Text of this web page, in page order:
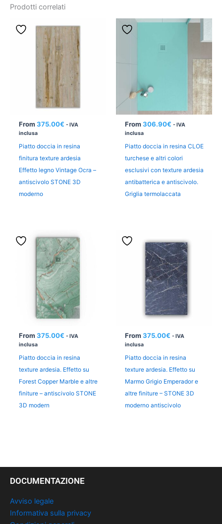
Prodotti correlati
From 375.00€ - IVA
inclusa
Piatto doccia in resina
finitura texture ardesia
Effetto legno Vintage Ocra –
antiscivolo STONE 3D
moderno
From 306.90€ - IVA
inclusa
Piatto doccia in resina CLOE
turchese e altri colori
esclusivi con texture ardesia
antibatterica e antiscivolo.
Griglia termolaccata
From 375.00€ - IVA
inclusa
Piatto doccia in resina
texture ardesia. Effetto su
Forest Copper Marble e altre
finiture – antiscivolo STONE
3D modern
From 375.00€ - IVA
inclusa
Piatto doccia in resina
texture ardesia. Effetto su
Marmo Grigio Emperador e
altre finiture – STONE 3D
moderno antiscivolo
DOCUMENTAZIONE
Avviso legale
Informativa sulla privacy